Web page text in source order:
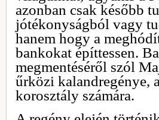
azonban csak később
jótékonyságból vagy
hanem hogy a
bankokat építtessen.
megmentéséről szól
űrközi kalandregénye,
korosztály számára.